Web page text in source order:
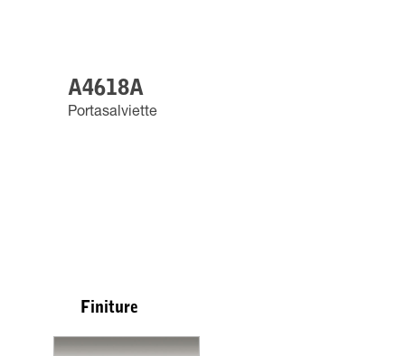
A4618A
Portasalviette
Finiture